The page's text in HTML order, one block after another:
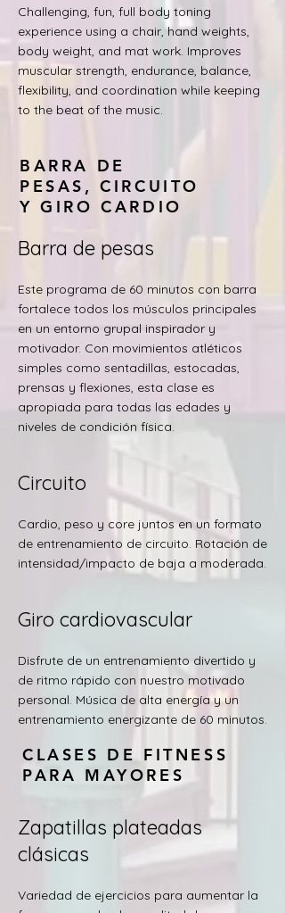
Challenging, fun, full body toning
experience using a chair, hand weights,
body weight, and mat work. Improves
muscular strength, endurance, balance,
flexibility, and coordination while keeping
to the beat of the music.
BARRA DE
PESAS, CIRCUITO
Y GIRO CARDIO
Barra de pesas
Este programa de 60 minutos con barra
fortalece todos los músculos principales
en un entorno grupal inspirador y
motivador. Con movimientos atléticos
simples como sentadillas, estocadas,
prensas y flexiones, esta clase es
apropiada para todas las edades y
niveles de condición física.
Circuito
Cardio, peso y core juntos en un formato
de entrenamiento de circuito. Rotación de
intensidad/impacto de baja a moderada.
Giro cardiovascular
Disfrute de un entrenamiento divertido y
de ritmo rápido con nuestro motivado
personal. Música de alta energía y un
entrenamiento energizante de 60 minutos.
CLASES DE FITNESS
PARA MAYORES
Zapatillas plateadas
clásicas
Variedad de ejercicios para aumentar la